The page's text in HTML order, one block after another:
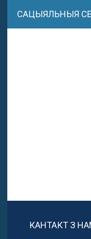
САЦЫЯЛЬНЫЯ
КАНТАКТ З